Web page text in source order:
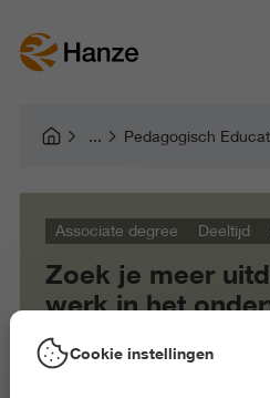
Pedagogisch
Zoek je meer
werk in het
kinderopvang?
Associate degree Deeltijd
Cookie instellingen